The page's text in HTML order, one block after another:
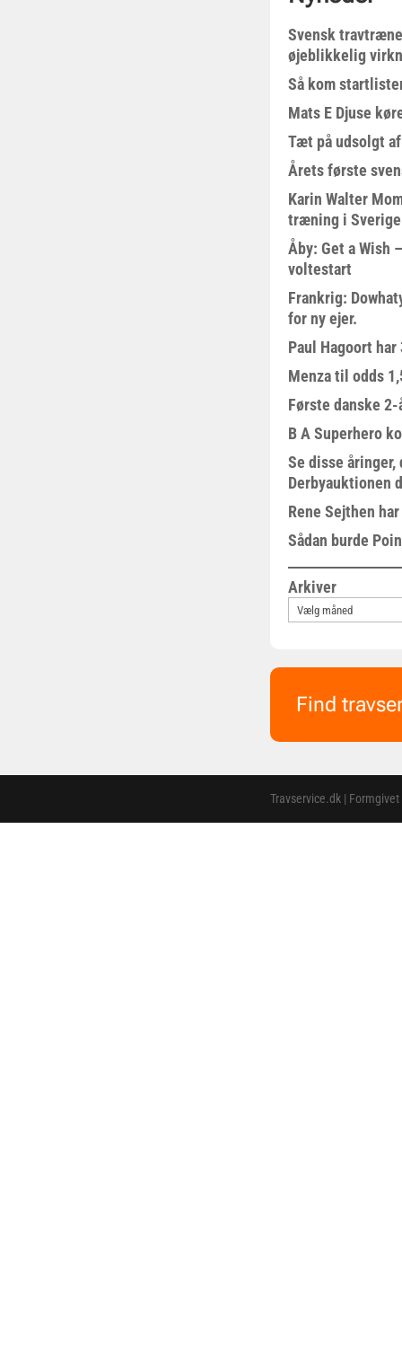
Svensk
øjeblikkelig
Så kom
Mats E Djuse
Tæt på udsolgt
Årets første
Karin Walter
træning i Sverige
Åby: Get a Wish
voltestart
Frankrig:
for ny ejer.
Paul Hagoort
Menza til odds
Første danske
B A Superhero
Se disse
Derbyauktionen
Rene Sejthen
Sådan burde
Arkiver
Find
Travservice.dk |